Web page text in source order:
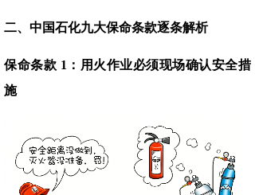
二、中国石化九大保命条款逐条解析
保命条款 1：用火作业必须现场确认安全措
施